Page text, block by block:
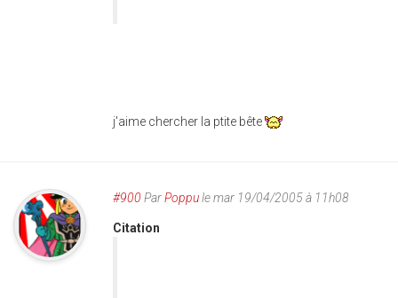
j'aime chercher la ptite bête
#900 ParPoppule mar 19/04/2005 à 11h08
Citation